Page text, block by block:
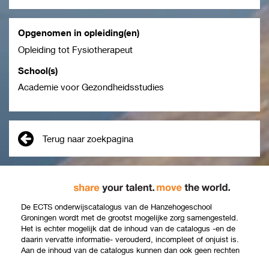
Opgenomen in opleiding(en)
Opleiding tot Fysiotherapeut
School(s)
Academie voor Gezondheidsstudies
Terug naar zoekpagina
De ECTS onderwijscatalogus van de Hanzehogeschool
Groningen wordt met de grootst mogelijke zorg samengesteld.
Het is echter mogelijk dat de inhoud van de catalogus -en de
daarin vervatte informatie- verouderd, incompleet of onjuist is.
Aan de inhoud van de catalogus kunnen dan ook geen rechten